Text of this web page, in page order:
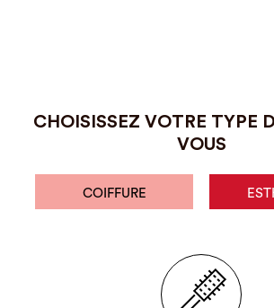
CHOISISSEZ VOTRE TYPE
VOUS
COIFFURE